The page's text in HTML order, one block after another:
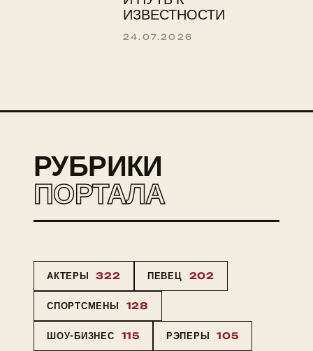
ИЗВЕСТНОСТИ
24.07.2026
РУБРИКИ
ПОРТАЛА
АКТЕРЫ 322 ПЕВЕЦ 202
СПОРТСМЕНЫ 128
ШОУ-БИЗНЕС 115 РЭПЕРЫ 105